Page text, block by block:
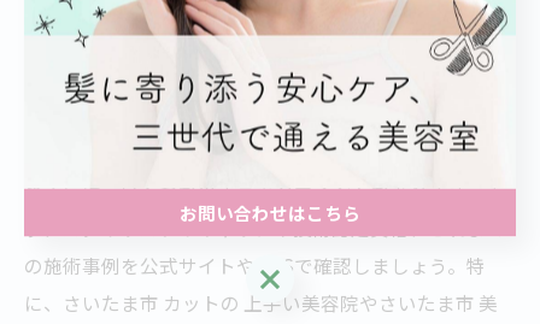
カットが得意な美容室を見極めるチェックポ
イント
美容院 人気を左右する「カットが得意な美容室」を見極
めるには、いくつかのチェックポイントがあります。ま
ず、スタイリストのキャリアや技術認定資格、これまで
の施術事例を公式サイトやSNSで確認しましょう。特
に、さいたま市 カットの 上手い美容院やさいたま市 美
お問い合わせはこちら
お問い合わせはこちら